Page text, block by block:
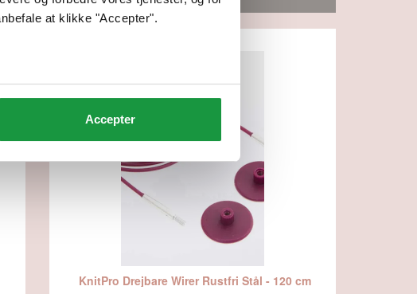
at klikke "Accepter".
Accepter
KnitPro Drejbare Wirer Rustfri Stål - 120 cm